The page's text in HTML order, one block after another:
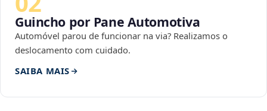
Guincho por Pane Automotiva
Automóvel parou de funcionar na via? Realizamos o
deslocamento com cuidado.
SAIBA MAIS